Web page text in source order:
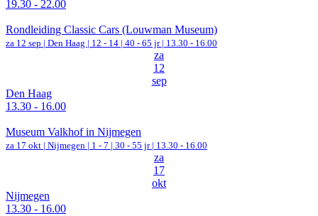
19.30 - 22.00
Rondleiding Classic Cars (Louwman Museum)
za 12 sep | Den Haag | 12 - 14 | 40 - 65 jr | 13.30 - 16.00
za
12
sep
Den Haag
13.30 - 16.00
Museum Valkhof in Nijmegen
za 17 okt | Nijmegen | 1 - 7 | 30 - 55 jr | 13.30 - 16.00
za
17
okt
Nijmegen
13.30 - 16.00